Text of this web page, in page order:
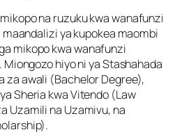
na ruzuku kwa wanafunzi
ya kupokea maombi
mikopo kwa wanafunzi
hiyo ni ya Stashahada
za awali (Bachelor Degree),
Sheria kwa Vitendo (Law
Uzamili na Uzamivu, na